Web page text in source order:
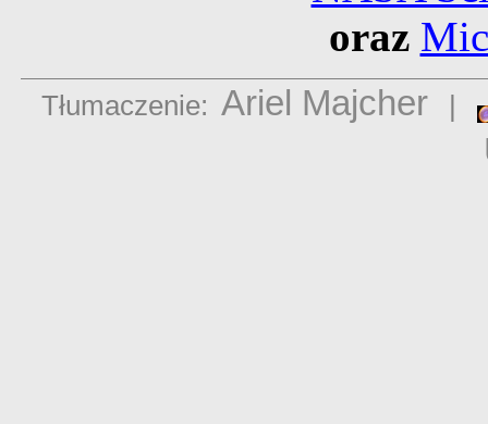
oraz
Tłumaczenie: Ariel Majcher |